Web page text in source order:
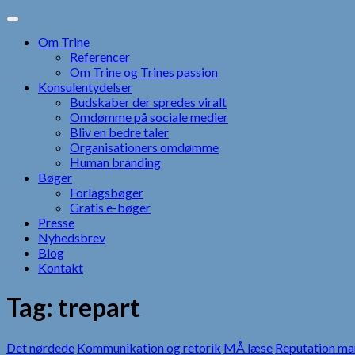
Skip
contentOm Trine
Referencer
Om Trine og Trines passion
Konsulentydelser
Budskaber der spredes viralt
Omdømme på sociale medier
Bliv en bedre taler
Organisationers omdømme
Human branding
Bøger
Forlagsbøger
Gratis e-bøger
Presse
Nyhedsbrev
Blog
Kontakt
Tag: trepart
Det nørdede Kommunikation og retorik MÅ læse Reputation